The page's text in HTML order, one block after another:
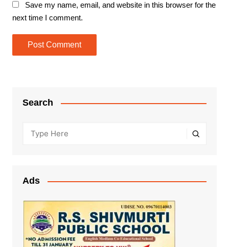
Save my name, email, and website in this browser for the
next time I comment.
Search
Ads